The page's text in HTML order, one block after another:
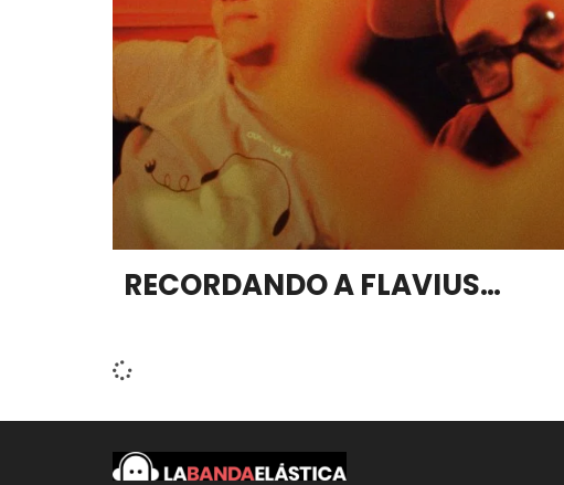
RECORDANDO A FLAVIUS…